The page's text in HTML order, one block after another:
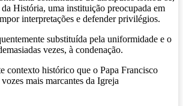
História, uma instituição preocupada em
interpretações e defender privilégios.
substituída pela uniformidade e o
vezes, à condenação.
contexto histórico que o Papa Francisco
mais marcantes da Igreja